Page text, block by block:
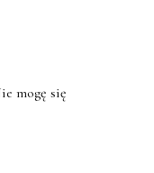
mogę się